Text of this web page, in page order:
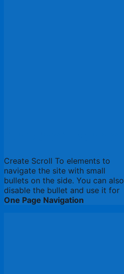
Create Scroll To elements to
navigate the site with small
bullets on the side. You can also
disable the bullet and use it for
One Page Navigation